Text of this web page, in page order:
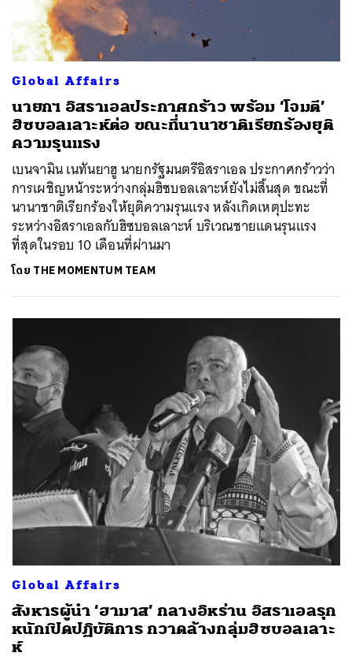
Global Affairs
นายกฯ อิสราเอลประกาศกร้าว พร้อม ‘โจมตี’
ฮิซบอลเลาะห์ต่อ ขณะที่นานาชาติเรียกร้องยุติ
ความรุนแรง
เบนจามิน เนทันยาฮู นายกรัฐมนตรีอิสราเอล ประกาศกร้าวว่า
การเผชิญหน้าระหว่างกลุ่มฮิซบอลเลาะห์ยังไม่สิ้นสุด ขณะที่
นานาชาติเรียกร้องให้ยุติความรุนแรง หลังเกิดเหตุปะทะ
ระหว่างอิสราเอลกับฮิซบอลเลาะห์ บริเวณชายแดนรุนแรง
ที่สุดในรอบ 10 เดือนที่ผ่านมา
โดย THE MOMENTUM TEAM
Global Affairs
สังหารผู้นำ ‘ฮามาส’ กลางอิหร่าน อิสราเอลรุก
หนักเปิดปฏิบัติการ กวาดล้างกลุ่มฮิซบอลเลาะ
ห์